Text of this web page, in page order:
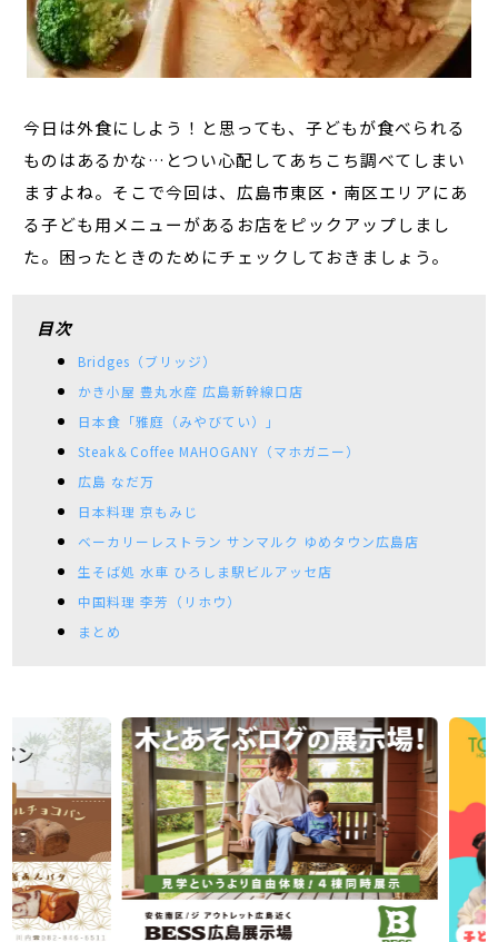
今日は外食にしよう！と思っても、子どもが食べられる
ものはあるかな…とつい心配してあちこち調べてしまい
ますよね。そこで今回は、広島市東区・南区エリアにあ
る子ども用メニューがあるお店をピックアップしまし
た。困ったときのためにチェックしておきましょう。
目次
Bridges（ブリッジ）
かき小屋 豊丸水産 広島新幹線口店
日本食「雅庭（みやびてい）」
Steak＆Coffee MAHOGANY（マホガニー）
広島 なだ万
日本料理 京もみじ
ベーカリーレストラン サンマルク ゆめタウン広島店
生そば処 水車 ひろしま駅ビルアッセ店
中国料理 李芳（リホウ）
まとめ